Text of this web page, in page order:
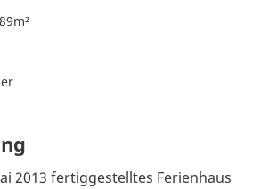
2013 fertiggestelltes Ferienhaus